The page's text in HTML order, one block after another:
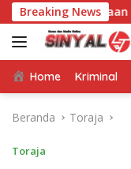
Langsung
ke
konten
Breaking News
HUT RI ke-81
Home Kriminal
Beranda Toraja
Toraja